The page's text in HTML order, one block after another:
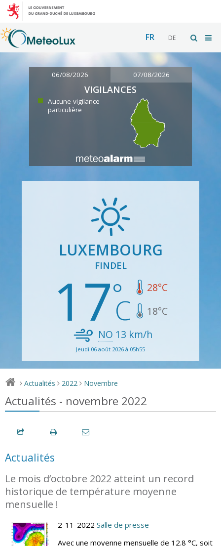
FR DE
06/08/2026 07/08/2026
VIGILANCES
Aucune vigilance
particulière
LUXEMBOURG
FINDEL
17 28°C
18°C
NO 13 km/h
Jeudi 06 août 2026 à 05h55
> Actualités > 2022 > Novembre
Actualités - novembre 2022
Actualités
Le mois d’octobre 2022 atteint un record
historique de température moyenne
mensuelle !
2-11-2022 Salle de presse
Avec une moyenne mensuelle de 12.8 °C, soit